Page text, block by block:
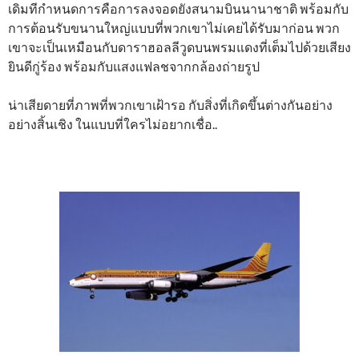
เดิมทีกำหนดการคือการลงจอดยังสนามบินนานาชาติ พร้อมกับ
การต้อนรับขนานใหญ่แบบที่พวกเขาไม่เคยได้รับมาก่อน พวก
เขาจะเป็นเหมือนกับดาราฮอลลีวูดบนพรมแดงที่เต็มไปด้วยเสียง
ยินดีกู่ร้อง พร้อมกับแสงแฟลชจากกล้องถ่ายรูป
น่าเสียดายที่ภาพที่พวกเขาเฝ้ารอ กับสิ่งที่เกิดขึ้นต่างกันอย่าง
อย่างสิ้นเชิง ในแบบที่ใครไม่อยากเชื่อ..